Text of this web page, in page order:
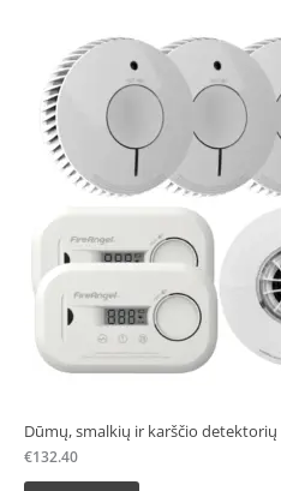
Dūmų, smalkių ir karščio detektorių
€132.40